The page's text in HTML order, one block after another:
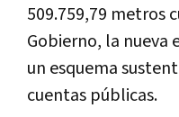
509.759,79 metros
Gobierno, la nueva
un esquema
cuentas públicas.